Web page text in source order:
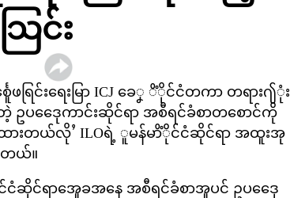
ြင်း
ဖရြင်းရေးမြာ ICJ ခေၞ ိံိုင်ငံတကာ တရား႟ုံး
ေေုကာင်းဆိုင်ရာ အစီရင်ခံစာတစောင်ကို
ထားတယ်လိုႛ ILOရဲ့ ူမန်မာိံိုင်ငံဆိုင်ရာ အထူးအု
တယ်။
င်ရာအေူခအနေ အစီရင်ခံစာအူပင် ဥပဒေေု